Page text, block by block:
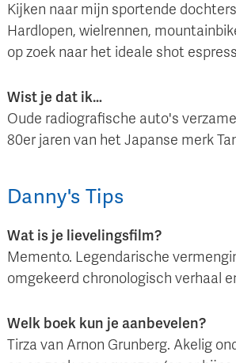
Kijken naar mijn sportende
Hardlopen, wielrennen,
op zoek naar het ideale shot
Wist je dat ik…
Oude radiografische auto's
80er jaren van het Japanse merk
Danny's Tips
Wat is je lievelingsfilm?
Memento. Legendarische
omgekeerd chronologisch verhaal
Welk boek kun je aanbevelen?
Tirza van Arnon Grunberg. Akelig